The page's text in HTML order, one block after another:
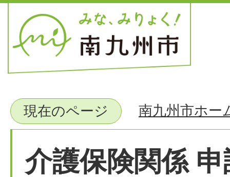
現在のページ 南九州市ホー
介護保険関係